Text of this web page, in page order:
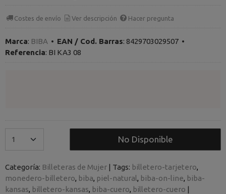
Costes de envío Ver descripción Hacer pregunta
Marca: BIBA • EAN / Cod. Barras: 8429703029507 •
Referencia: BI KA3 08
No Disponible
Categoría: Billeteras de Mujer | Tags: billetero-tarjetero
monedero-billetero biba piel-natural biba-on-line biba-
kansas billetero-kansas biba-cuero billetero-cuero |